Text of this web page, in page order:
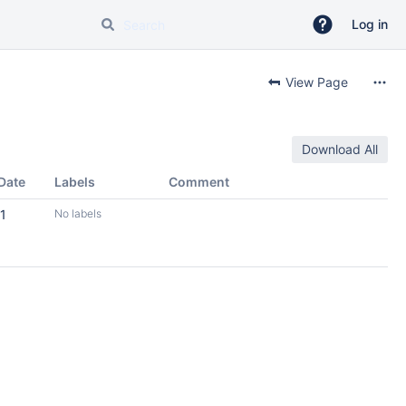
Log in
View Page
Download All
Labels Comment
No labels